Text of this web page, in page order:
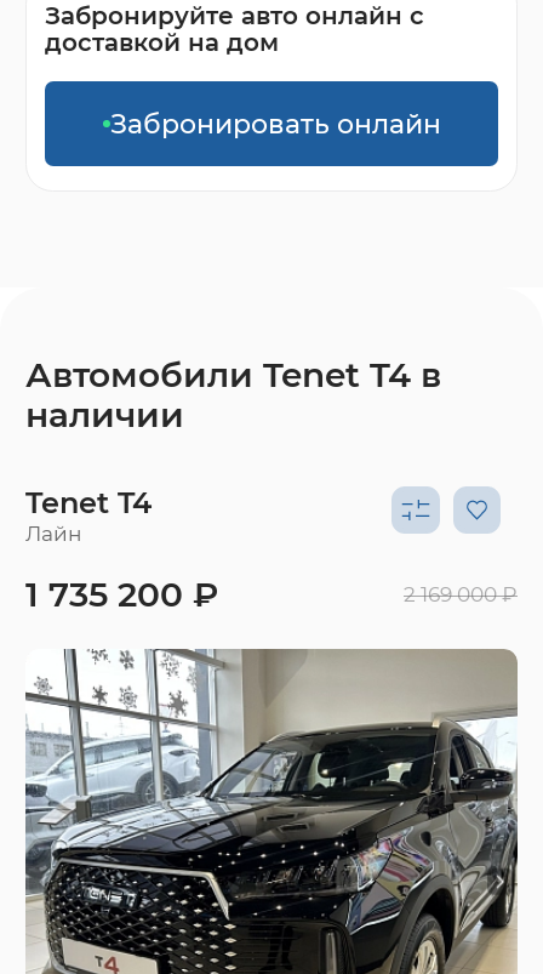
Забронируйте авто онлайн с
доставкой на дом
Забронировать онлайн
Автомобили Tenet T4 в
наличии
Tenet T4
Лайн
1 735 200 ₽ 2 169 000 ₽